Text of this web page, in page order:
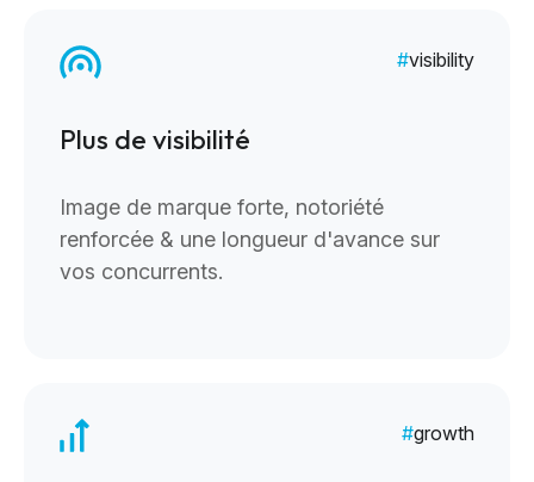
visibility
Plus de visibilité
Image de marque forte, notoriété
renforcée & une longueur d'avance sur
vos concurrents.
growth